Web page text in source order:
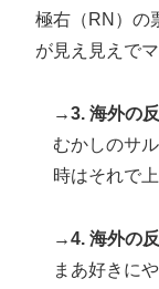
極右（RN）の
が見え見えで
→3. 海外の
むかしのサ
時はそれで
→4. 海外の
まあ好きに